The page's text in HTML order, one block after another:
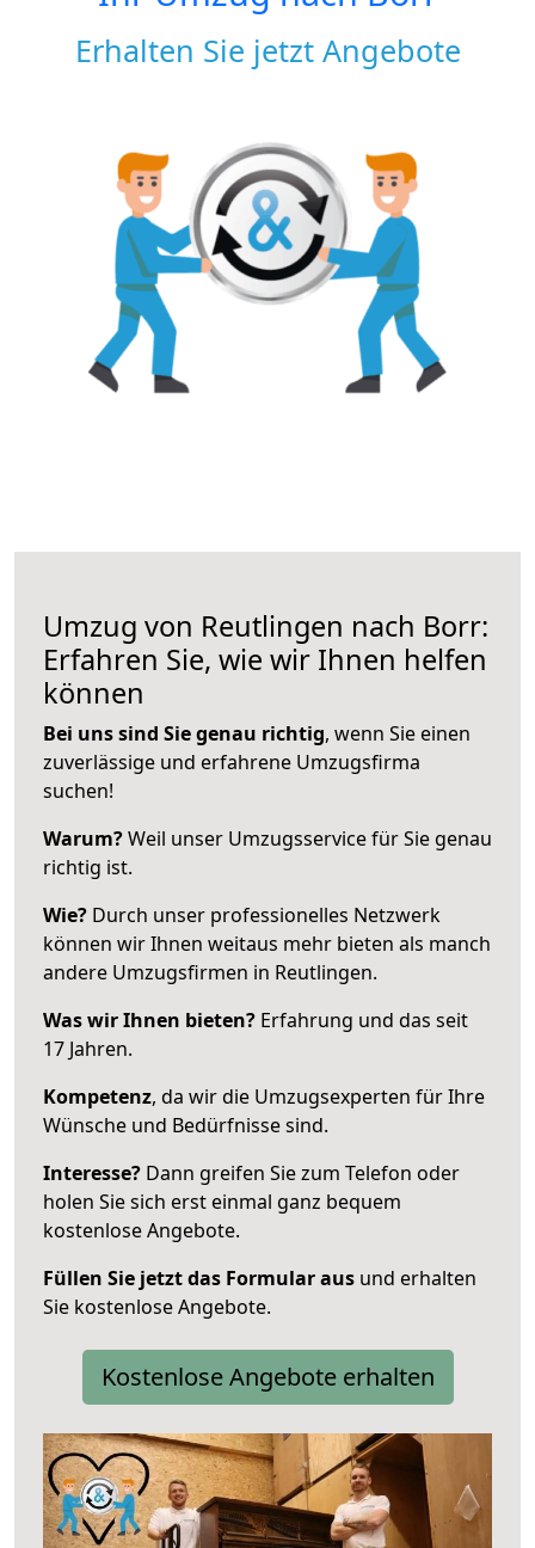
Erhalten Sie jetzt Angebote
Umzug von Reutlingen nach Borr:
Erfahren Sie, wie wir Ihnen helfen
können
Bei uns sind Sie genau richtig, wenn Sie einen
zuverlässige und erfahrene Umzugsfirma
suchen!
Warum?Weil unser Umzugsservice für Sie genau
richtig ist.
Wie? Durch unser professionelles Netzwerk
können wir Ihnen weitaus mehr bieten als manch
andere Umzugsfirmen in Reutlingen.
Was wir Ihnen bieten? Erfahrung und das seit
17 Jahren.
Kompetenz, da wir die Umzugsexperten für Ihre
Wünsche und Bedürfnisse sind.
Interesse? Dann greifen Sie zum Telefon oder
holen Sie sich erst einmal ganz bequem
kostenlose Angebote.
Füllen Sie jetzt das Formular aus und erhalten
Sie kostenlose Angebote.
Kostenlose Angebote erhalten